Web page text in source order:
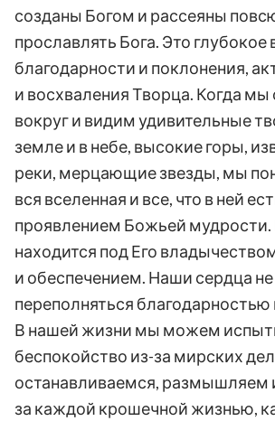
созданы Богом и рассеяны
прославлять Бога. Это
благодарности и поклонения,
и восхваления Творца. Когда
вокруг и видим удивительные
земле и в небе, высокие горы,
реки, мерцающие звезды, мы
вся вселенная и все, что в ней
проявлением Божьей
находится под Его
и обеспечением. Наши сердца
переполняться благодарностью
В нашей жизни мы можем
беспокойство из-за мирских
останавливаемся, размышляем
за каждой крошечной жизнью,